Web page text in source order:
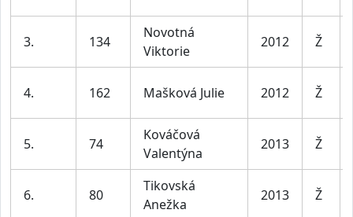
3. 134
Novotná
Viktorie
2012 Ž
4. 162 Mašková Julie 2012 Ž
5. 74
Kováčová
Valentýna
2013 Ž
6. 80
Tikovská
Anežka
2013 Ž